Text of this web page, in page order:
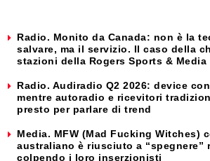
Radio. Monito da Canada: non è la
salvare, ma il servizio. Il caso della
stazioni della Rogers Sports & Media
Radio. Audiradio Q2 2026: device
mentre autoradio e ricevitori
presto per parlare di trend
Media. MFW (Mad Fucking Witches)
australiano è riusciuto a “spegnere”
colpendo i loro inserzionisti